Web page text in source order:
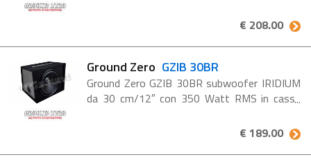
SPL, potenza RMS 400W - Max 800W.
€ 208.00
Ground Zero GZIB 30BR
Ground Zero GZIB 30BR subwoofer IRIDIUM
da 30 cm/12″ con 350 Watt RMS in cassa
parete posteriore angolata. Box ventilato
€ 189.00